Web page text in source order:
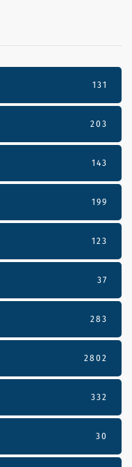
131
203
143
199
123
37
283
2802
332
30